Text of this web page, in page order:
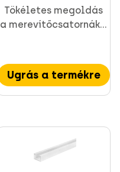
Tökéletes megoldás
a merevítőcsatornák...
Ugrás a termékre